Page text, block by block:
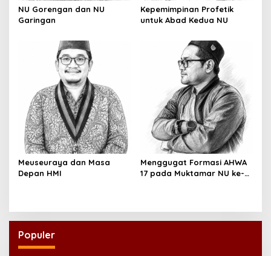
NU Gorengan dan NU
Garingan
Kepemimpinan Profetik
untuk Abad Kedua NU
Meuseuraya dan Masa
Depan HMI
Menggugat Formasi AHWA
17 pada Muktamar NU ke-
Populer